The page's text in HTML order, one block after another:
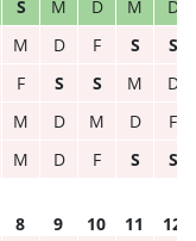
S M D M
D
M D F S
S
F S S M
D
M D M D
F
M D F S S
8 9 10 11
12